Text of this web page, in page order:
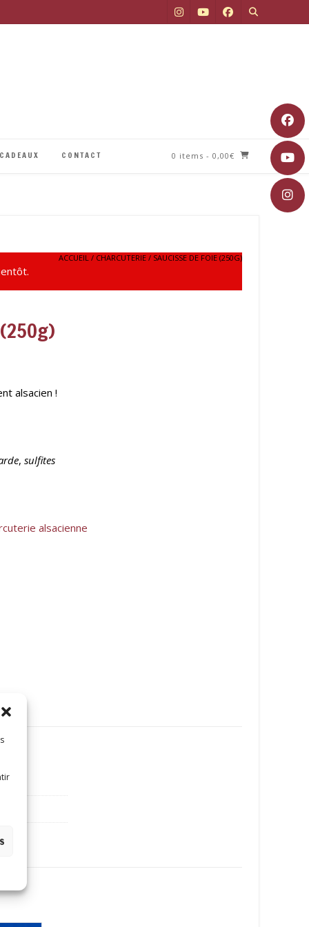
CONTACT 0 items - 0,00€
ACCUEIL / CHARCUTERIE / SAUCISSE DE FOIE (250G)
alsacien !
, sulfites
alsacienne